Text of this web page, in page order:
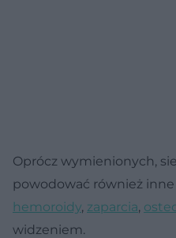
Oprócz wymienionych,
powodować również
hemoroidy, zaparcia,
widzeniem.